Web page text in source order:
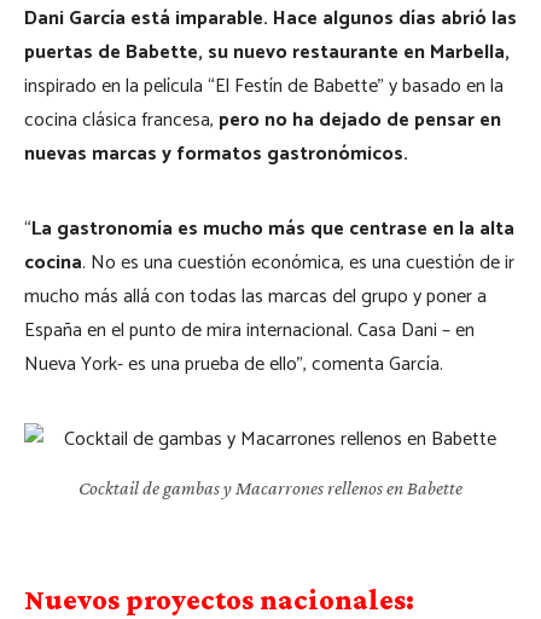
Dani García está imparable. Hace algunos días abrió las
puertas de Babette, su nuevo restaurante en Marbella,
inspirado en la película “El Festín de Babette” y basado en la
cocina clásica francesa, pero no ha dejado de pensar en
nuevas marcas y formatos gastronómicos.
“La gastronomía es mucho más que centrase en la alta
cocina. No es una cuestión económica, es una cuestión de ir
mucho más allá con todas las marcas del grupo y poner a
España en el punto de mira internacional. Casa Dani – en
Nueva York- es una prueba de ello”, comenta García.
Cocktail de gambas y Macarrones rellenos en Babette
Nuevos proyectos nacionales: